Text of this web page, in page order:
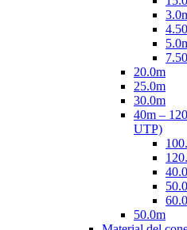
20.0m
25.0m
30.0m
40m –
UTP)
50.0m